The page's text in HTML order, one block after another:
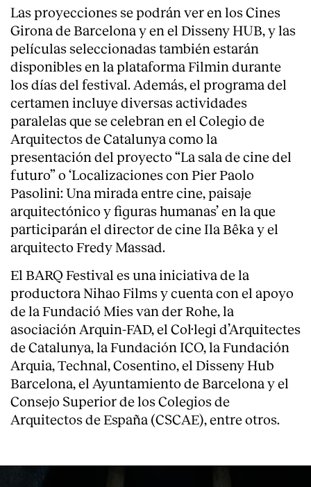
About
Las proyecciones se podrán ver en los Cines
Girona de Barcelona y en el Disseny HUB, y las
películas seleccionadas también estarán
disponibles en la plataforma Filmin durante
los días del festival. Además, el programa del
certamen incluye diversas actividades
paralelas que se celebran en el Colegio de
Arquitectos de Catalunya como la
presentación del proyecto “La sala de cine del
futuro” o ‘Localizaciones con Pier Paolo
Pasolini: Una mirada entre cine, paisaje
arquitectónico y figuras humanas’ en la que
participarán el director de cine Ila Bêka y el
arquitecto Fredy Massad.
El BARQ Festival es una iniciativa de la
productora Nihao Films y cuenta con el apoyo
de la Fundació Mies van der Rohe, la
asociación Arquin-FAD, el Col·legi d’Arquitectes
de Catalunya, la Fundación ICO, la Fundación
Arquia, Technal, Cosentino, el Disseny Hub
Barcelona, el Ayuntamiento de Barcelona y el
Consejo Superior de los Colegios de
Arquitectos de España (CSCAE), entre otros.